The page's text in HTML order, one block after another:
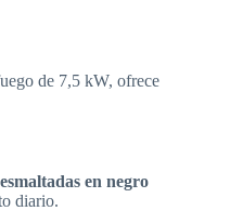
de 7,5 kW, ofrece
en negro
diario.